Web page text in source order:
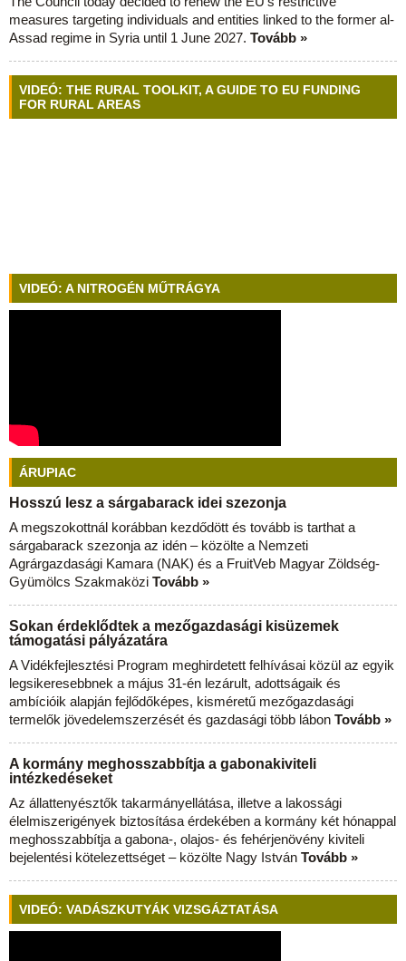
measures targeting individuals and entities linked to the former al-
Assad regime in Syria until 1 June 2027. Tovább »
VIDEÓ: THE RURAL TOOLKIT, A GUIDE TO EU FUNDING
FOR RURAL AREAS
VIDEÓ: A NITROGÉN MŰTRÁGYA
ÁRUPIAC
Hosszú lesz a sárgabarack idei szezonja
A megszokottnál korábban kezdődött és tovább is tarthat a
sárgabarack szezonja az idén – közölte a Nemzeti
Agrárgazdasági Kamara (NAK) és a FruitVeb Magyar Zöldség-
Gyümölcs Szakmaközi Tovább »
Sokan érdeklődtek a mezőgazdasági kisüzemek
támogatási pályázatára
A Vidékfejlesztési Program meghirdetett felhívásai közül az egyik
legsikeresebbnek a május 31-én lezárult, adottságaik és
ambícióik alapján fejlődőképes, kisméretű mezőgazdasági
termelők jövedelemszerzését és gazdasági több lábon Tovább »
A kormány meghosszabbítja a gabonakiviteli
intézkedéseket
Az állattenyésztők takarmányellátása, illetve a lakossági
élelmiszerigények biztosítása érdekében a kormány két hónappal
meghosszabbítja a gabona-, olajos- és fehérjenövény kiviteli
bejelentési kötelezettséget – közölte Nagy István Tovább »
VIDEÓ: VADÁSZKUTYÁK VIZSGÁZTATÁSA